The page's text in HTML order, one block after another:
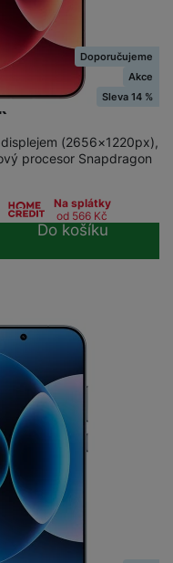
Doporučujeme
Akce
Sleva 14 %
(2656×1220px),
procesor Snapdragon
Na splátky
od 566 Kč
Do košíku